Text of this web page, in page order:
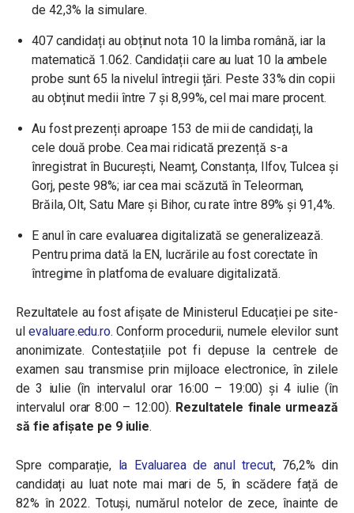
de 42,3% la simulare.
407 candidați au obținut nota 10 la limba română, iar la
matematică 1.062. Candidații care au luat 10 la ambele
probe sunt 65 la nivelul întregii țări. Peste 33% din copii
au obținut medii între 7 și 8,99%, cel mai mare procent.
Au fost prezenți aproape 153 de mii de candidați, la
cele două probe. Cea mai ridicată prezență s-a
înregistrat în București, Neamț, Constanța, Ilfov, Tulcea și
Gorj, peste 98%; iar cea mai scăzută în Teleorman,
Brăila, Olt, Satu Mare și Bihor, cu rate între 89% și 91,4%.
E anul în care evaluarea digitalizată se generalizează.
Pentru prima dată la EN, lucrările au fost corectate în
întregime în platfoma de evaluare digitalizată.
Rezultatele au fost afișate de Ministerul Educației pe site-
ulevaluare.edu.ro. Conform procedurii, numele elevilor sunt
anonimizate. Contestațiile pot fi depuse la centrele de
examen sau transmise prin mijloace electronice, în zilele
de 3 iulie (în intervalul orar 16:00 – 19:00) și 4 iulie (în
intervalul orar 8:00 – 12:00). Rezultatele finale urmează
să fie afișate pe 9 iulie.
Spre comparație, la Evaluarea de anul trecut, 76,2% din
candidați au luat note mai mari de 5, în scădere față de
82% în 2022. Totuși, numărul notelor de zece, înainte de